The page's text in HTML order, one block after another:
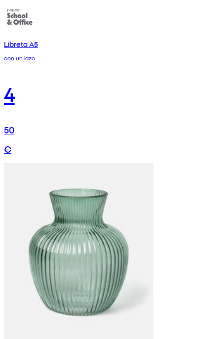
Libreta A5
con un lazo
4
50
€